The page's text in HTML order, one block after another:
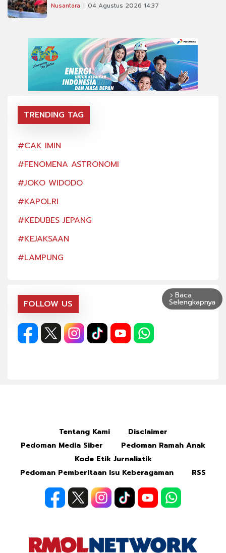
Nusantara 04 Agustus 2026 14:37
TRENDING TAG
#CAK IMIN
#FENOMENA ASTRONOMI
#JOKO WIDODO
#KAPOLRI
#KEDUBES JEPANG
#KEJAKSAAN
#LAMPUNG
FOLLOW US
arrow_forward_ios Baca
Selengkapnya
Tentang Kami
Disclaimer
Pedoman Media Siber
Pedoman Ramah Anak
Kode Etik Jurnalistik
Pedoman Pemberitaan Isu Keberagaman
RSS